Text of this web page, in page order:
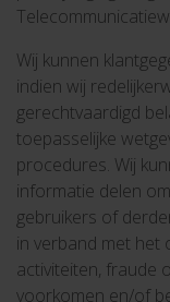
Wij kunnen
indien wij
gerechtvaardigd
toepasselijke
procedures. Wij
informatie delen
gebruikers of
in verband met het
activiteiten, fraude
voorkomen en/of